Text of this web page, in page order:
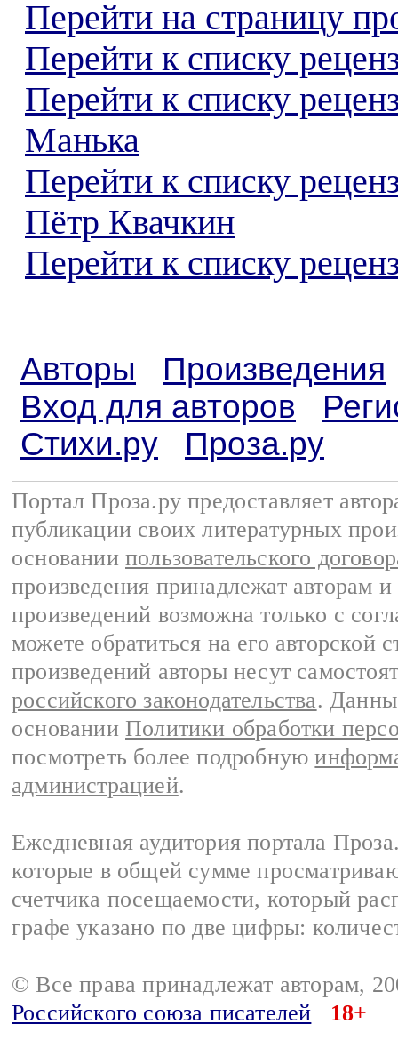
Перейти на страницу
Перейти к списку
Перейти к списку
Манька
Перейти к списку
Пётр Квачкин
Перейти к списку
Авторы
Произведения
Вход для авторов
Стихи.ру
Проза.ру
Портал Проза.ру предоставляет
публикации своих литературных
основании пользовательского
произведения принадлежат авторам
произведений возможна только с
можете обратиться на его авторской
произведений авторы несут
российского законодательства.
основании Политики обработки
посмотреть более подробную
администрацией.
Ежедневная аудитория портала
которые в общей сумме
счетчика посещаемости, который
графе указано по две цифры:
© Все права принадлежат авторам,
Российского союза писателей
18+